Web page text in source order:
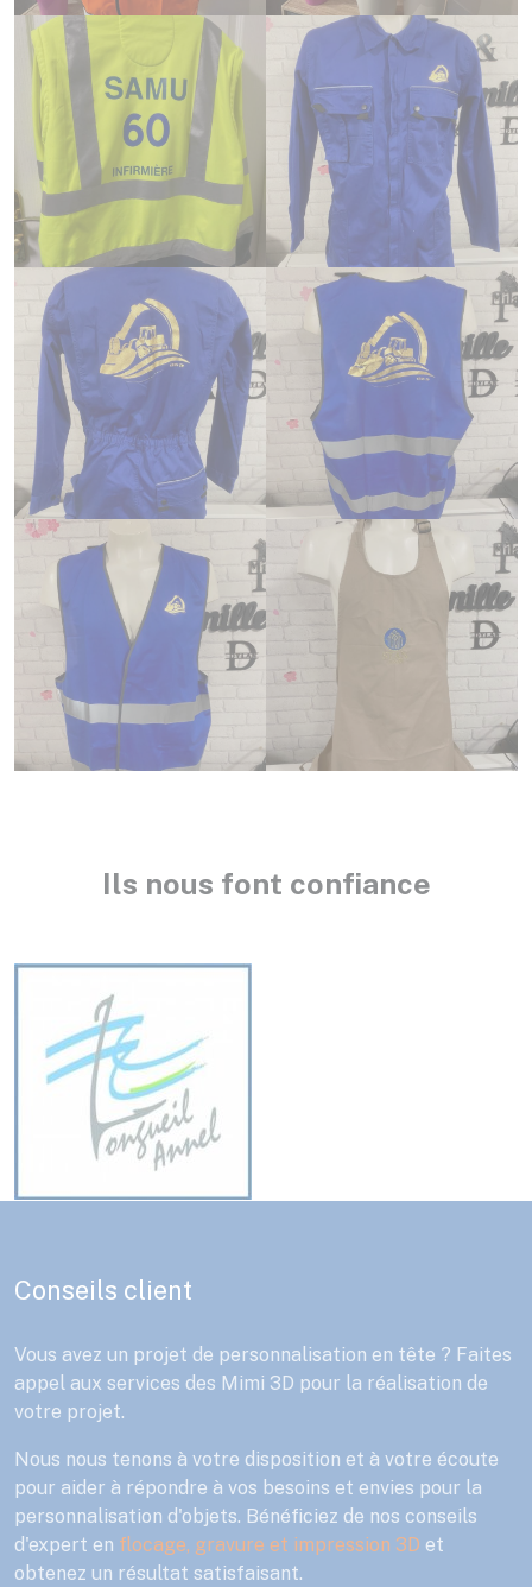
Ils nous font confiance
Conseils client
Vous avez un projet de personnalisation en tête ? Faites
appel aux services des Mimi 3D pour la réalisation de
votre projet.
Nous nous tenons à votre disposition et à votre écoute
pour aider à répondre à vos besoins et envies pour la
personnalisation d'objets. Bénéficiez de nos conseils
d'expert en flocage, gravure et impression 3D et
obtenez un résultat satisfaisant.